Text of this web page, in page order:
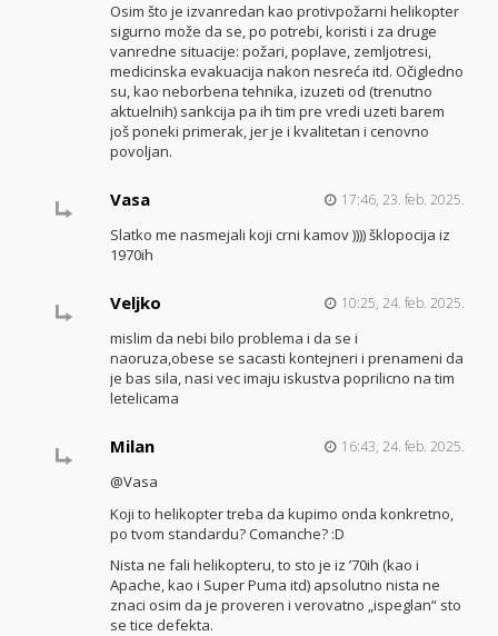
Osim što je izvanredan kao protivpožarni helikopter
sigurno može da se, po potrebi, koristi i za druge
vanredne situacije: požari, poplave, zemljotresi,
medicinska evakuacija nakon nesreća itd. Očigledno
su, kao neborbena tehnika, izuzeti od (trenutno
aktuelnih) sankcija pa ih tim pre vredi uzeti barem
još poneki primerak, jer je i kvalitetan i cenovno
povoljan.
Vasa 17:46, 23. feb. 2025.
Slatko me nasmejali koji crni kamov )))) šklopocija iz
1970ih
Veljko 10:25, 24. feb. 2025.
mislim da nebi bilo problema i da se i
naoruza,obese se sacasti kontejneri i prenameni da
je bas sila, nasi vec imaju iskustva poprilicno na tim
letelicama
Milan 16:43, 24. feb. 2025.
@Vasa
Koji to helikopter treba da kupimo onda konkretno,
po tvom standardu? Comanche? :D
Nista ne fali helikopteru, to sto je iz ’70ih (kao i
Apache, kao i Super Puma itd) apsolutno nista ne
znaci osim da je proveren i verovatno „ispeglan“ sto
se tice defekta.